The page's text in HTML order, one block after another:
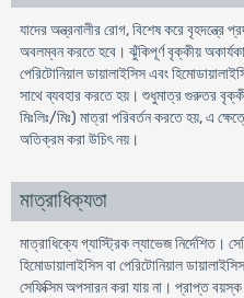
যাদের অন্ত্রনালীর রোগ, বিশেষ করে বৃহদন্ত্রে
অবলম্বন করতে হবে। ঝুঁকিপূর্ণ বৃক্কীয়
পেরিটোনিয়াল ডায়ালাইসিস এবং
সাথে ব্যবহার করতে হয়। শুধুমাত্র গুরুতর
মিঃলিঃ/মিঃ) মাত্রা পরিবর্তন করতে হয়, এ
অতিক্রম করা উচিৎ নয়।
মাত্রাধিক্যতা
মাত্রাধিক্যে গ্যাস্ট্রিক ল্যাভেজ নির্দেশিত।
হিমোডায়ালাইসিস বা পেরিটোনিয়াল
সেফিক্সিম অপসারন করা যায় না। প্রাপ্ত বয়স্ক